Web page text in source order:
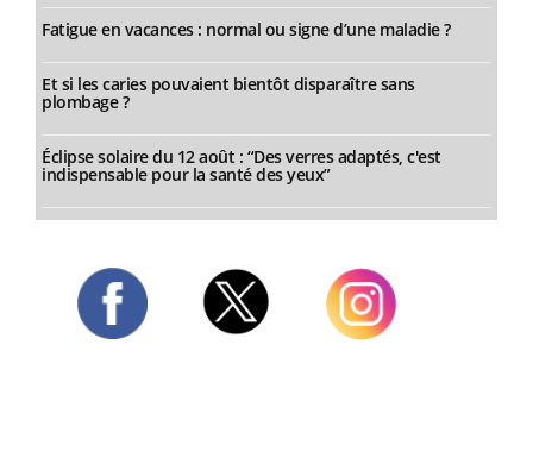
Fatigue en vacances : normal ou signe d’une maladie ?
Et si les caries pouvaient bientôt disparaître sans
plombage ?
Éclipse solaire du 12 août : “Des verres adaptés, c'est
indispensable pour la santé des yeux”